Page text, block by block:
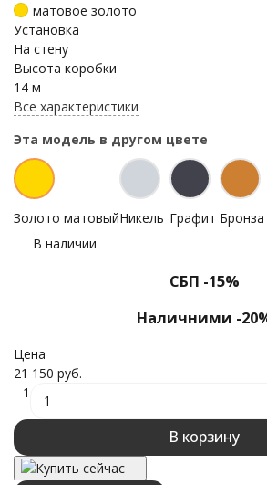
матовое золото
Установка
На стену
Высота коробки
14 м
Все характеристики
Эта модель в другом цвете
Золото матовыйНикель Графит Бронза
В наличии
СБП -15%
Наличними -
Цена
21 150 руб.
1
В корзину
Купить сейчас